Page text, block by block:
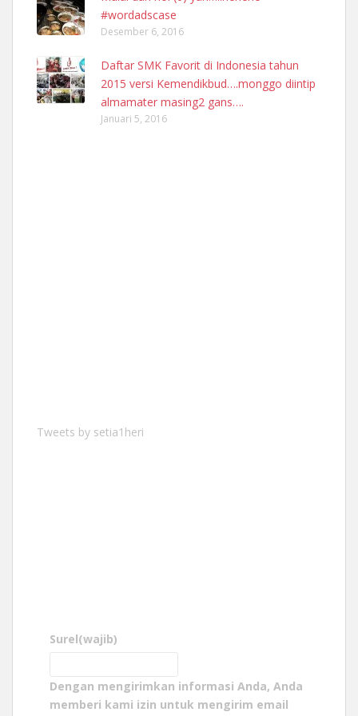
#wordadscase
Desember 6, 2016
Daftar SMK Favorit di Indonesia tahun
2015 versi Kemendikbud….monggo diintip
almamater masing2 gans….
Januari 5, 2016
Tweets by setia1heri
Surel(wajib)
Dengan mengirimkan informasi Anda, Anda
memberi kami izin untuk mengirim email